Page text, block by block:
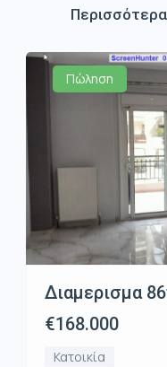
Πώληση
Διαμερισμα
€168.000
Κατοικία